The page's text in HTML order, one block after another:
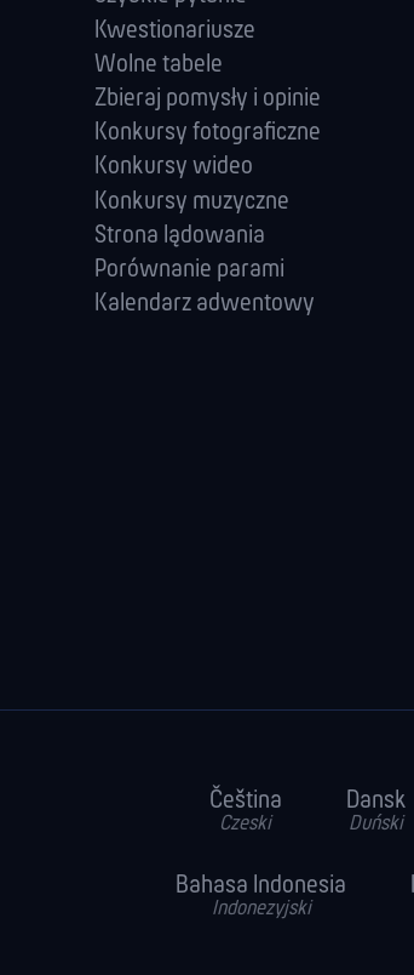
Kwestionariusze
Wolne tabele
Zbieraj pomysły i opinie
Konkursy fotograficzne
Konkursy wideo
Konkursy muzyczne
Strona lądowania
Porównanie parami
Kalendarz adwentowy
Čeština
Czeski
Dansk
Duński
Bahasa Indonesia
Indonezyjski